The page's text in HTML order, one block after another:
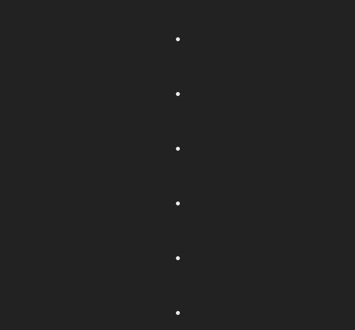
.
.
.
.
.
.